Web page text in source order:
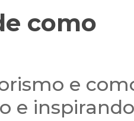
como
e
e inspirando